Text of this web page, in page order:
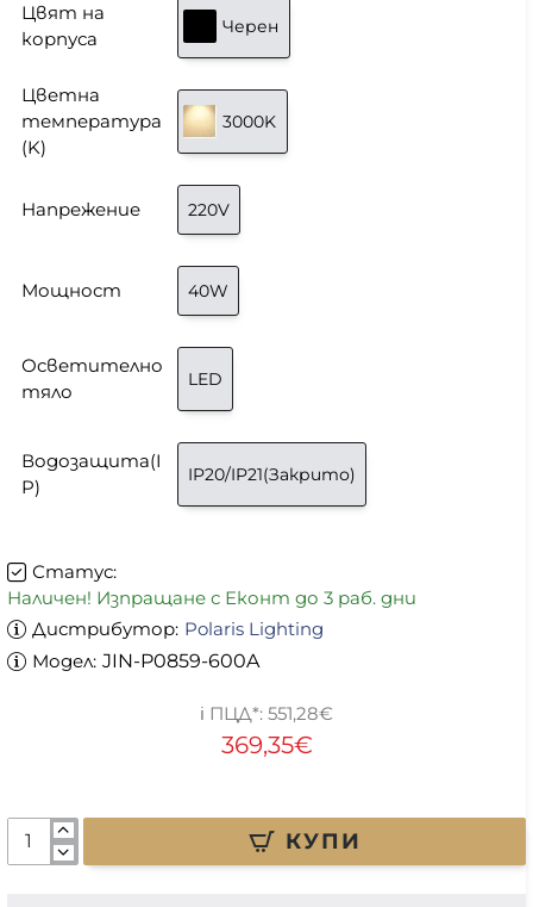
Статус:
Наличен! Изпращане с Еконт до 3 раб. дни
Дистрибутор: Polaris Lighting
Модел: JIN-P0859-600A
369,35€
551,28€
Цвят на
корпуса
Черен
Цветна
температура
(K)
3000K
Напрежение 220V
Мощност 40W
Осветително
тяло
LED
Водозащита(I
P)
IP20/IP21(Закрито)
КУПИ